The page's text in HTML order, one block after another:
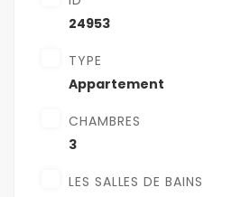
24953
TYPE
Appartement
CHAMBRES
3
LES SALLES DE BAINS